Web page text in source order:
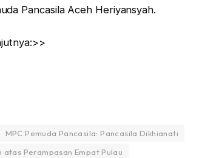
Pancasila Aceh Heriyansyah.
MPC Pemuda Pancasila: Pancasila Dikhianati
Perampasan Empat Pulau